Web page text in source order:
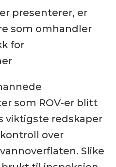
presenterer, er
som omhandler
for
som ROV-er blitt
viktigste redskaper
over
Slike